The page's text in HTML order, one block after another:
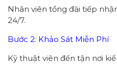
Nhân viên tổng đài tiếp
24/7.
Bước 2: Khảo Sát Miễn Phí
Kỹ thuật viên đến tận nơi